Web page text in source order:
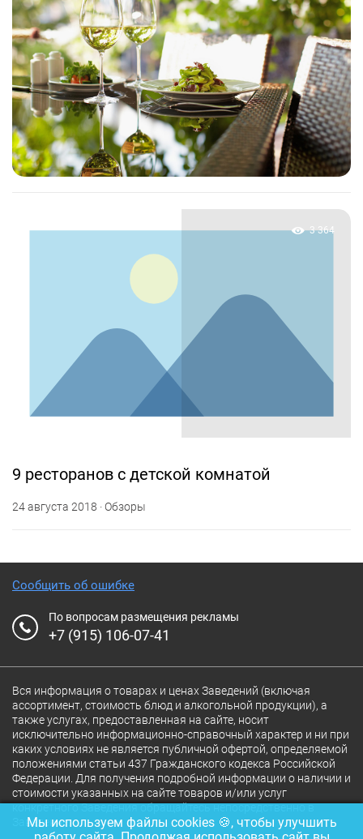
3 364
9 ресторанов с детской комнатой
24 августа 2018 · Обзоры
Сообщить об ошибке
По вопросам размещения рекламы
+7 (915) 106-07-41
Вся информация о товарах и ценах Заведений (включая
ассортимент, стоимость блюд и алкогольной продукции), а
также услугах, предоставленная на сайте, носит
исключительно информационно-справочный характер и ни при
каких условиях не является публичной офертой, определяемой
положениями статьи 437 Гражданского кодекса Российской
Федерации. Для получения подробной информации о наличии и
стоимости указанных на сайте товаров и/или услуг
конкретного Заведения обращайтесь непосредственно в
Заведение.
Мы используем файлы cookies 🍪, чтобы улучшить